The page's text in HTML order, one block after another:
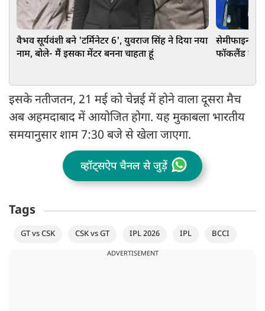
वैभव सूर्यवंशी बने 'टर्मिनेटर 6', युवराज सिंह ने दिया नया
नाम, बोले- मैं इसका मेंटर बनना चाहता हूं
सेमीफाइनल
फॉकलैंड बैनर
इसके नतीजतन, 21 मई को चेन्नई में होने वाला दूसरा मैच
अब अहमदाबाद में आयोजित होगा. यह मुकाबला भारतीय
समयानुसार शाम 7:30 बजे से खेला जाएगा.
व्हॉट्सऐप चैनल से जुड़ें
Tags
GT vs CSK CSK vs GT IPL 2026 IPL BCCI
ADVERTISEMENT